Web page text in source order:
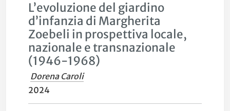
L’evoluzione del giardino
d’infanzia di Margherita
Zoebeli in prospettiva locale,
nazionale e transnazionale
(1946-1968)
Dorena Caroli
2024